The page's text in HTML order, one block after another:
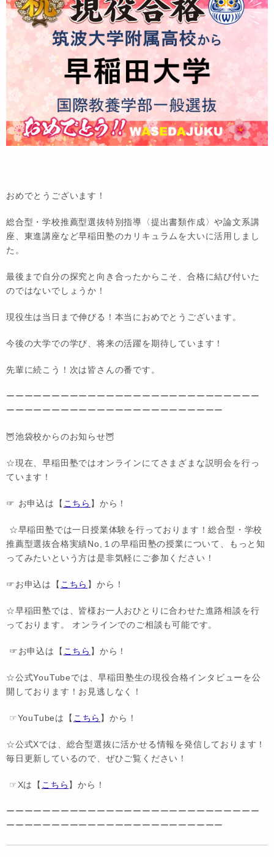
おめでとうございます！
総合型・学校推薦型選抜特別指導〈提出書類作成〉や論文系講
座、東進講座など早稲田塾のカリキュラムを大いに活用しまし
た。
最後まで自分の探究と向き合ったからこそ、合格に結び付いた
のではないでしょうか！
現役生は当日まで伸びる！本当におめでとうございます。
今後の大学での学び、将来の活躍を期待しています！
先輩に続こう！次は皆さんの番です。
ーーーーーーーーーーーーーーーーーーーーーーーーーーーー
ーーーーーーーーーーーーーーーーーーーーーーーー
🦉池袋校からのお知らせ🦉
☆現在、早稲田塾ではオンラインにてさまざまな説明会を行っ
ています！
☞ お申込は【 こちら 】から！
☆早稲田塾では一日授業体験を行っております！総合型・学校
推薦型選抜合格実績No,１の早稲田塾の授業について、もっと知
ってみたいという方は是非気軽にご参加ください！
☞お申込は【 こちら 】から！
☆早稲田塾では、皆様お一人おひとりに合わせた進路相談を行
っております。 オンラインでのご相談も可能です。
☞お申込は【 こちら 】から！
☆公式YouTubeでは、早稲田塾生の現役合格インタビューを公
開しております！お見逃しなく！
☞YouTubeは【 こちら 】から！
☆公式Xでは、総合型選抜に活かせる情報を発信しております！
毎日更新しているので、ぜひご覧ください！
☞Xは【 こちら 】から！
ーーーーーーーーーーーーーーーーーーーーーーーーーーーー
ーーーーーーーーーーーーーーーーーーーーーーーー